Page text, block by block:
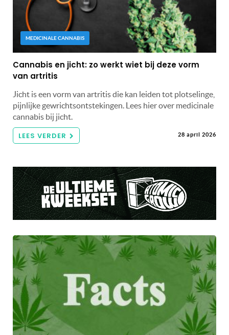
MEDICINALE CANNABIS
Cannabis en jicht: zo werkt wiet bij deze vorm
van artritis
Jicht is een vorm van artritis die kan leiden tot plotselinge,
pijnlijke gewrichtsontstekingen. Lees hier over medicinale
cannabis bij jicht.
LEES VERDER 28 april 2026